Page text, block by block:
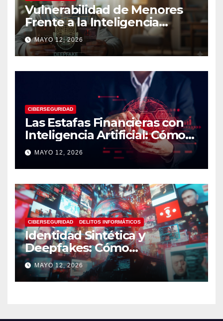
Vulnerabilidad de Menores
Frente a la Inteligencia
Artificial: Riesgos Digitales,
Manipulación y Protección
Tecnológica
MAYO 12, 2026
CIBERSEGURIDAD
Las Estafas Financieras con
Inteligencia Artificial: Cómo
Operan, Cómo Detectarlas y
Cómo Protegerse
MAYO 12, 2026
CIBERSEGURIDAD DELITOS INFORMÁTICOS
Identidad Sintética y
Deepfakes: Cómo
Detectarlos y Qué
Herramientas Utilizar en
Investigaciones Digitales
MAYO 12, 2026